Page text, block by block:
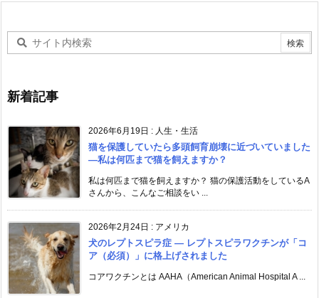
新着記事
2026年6月19日 : 人生・生活
猫を保護していたら多頭飼育崩壊に近づいていました
―私は何匹まで猫を飼えますか？
私は何匹まで猫を飼えますか？ 猫の保護活動をしているA
さんから、こんなご相談をい ...
2026年2月24日 : アメリカ
犬のレプトスピラ症 ― レプトスピラワクチンが「コ
ア（必須）」に格上げされました
コアワクチンとは AAHA（American Animal Hospital A ...